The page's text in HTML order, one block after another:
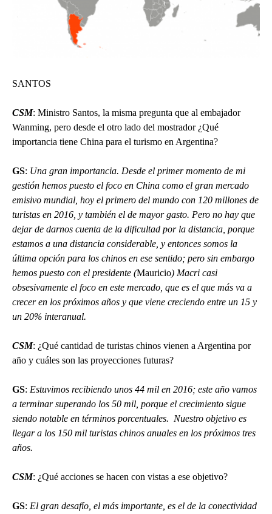
SANTOS
CSM: Ministro Santos, la misma pregunta que al embajador
Wanming, pero desde el otro lado del mostrador ¿Qué
importancia tiene China para el turismo en Argentina?
GS: Una gran importancia. Desde el primer momento de mi
gestión hemos puesto el foco en China como el gran mercado
emisivo mundial, hoy el primero del mundo con 120 millones de
turistas en 2016, y también el de mayor gasto. Pero no hay que
dejar de darnos cuenta de la dificultad por la distancia, porque
estamos a una distancia considerable, y entonces somos la
última opción para los chinos en ese sentido; pero sin embargo
hemos puesto con el presidente (Mauricio) Macri casi
obsesivamente el foco en este mercado, que es el que más va a
crecer en los próximos años y que viene creciendo entre un 15 y
un 20% interanual.
CSM: ¿Qué cantidad de turistas chinos vienen a Argentina por
año y cuáles son las proyecciones futuras?
GS: Estuvimos recibiendo unos 44 mil en 2016; este año vamos
a terminar superando los 50 mil, porque el crecimiento sigue
siendo notable en términos porcentuales. Nuestro objetivo es
llegar a los 150 mil turistas chinos anuales en los próximos tres
años.
CSM: ¿Qué acciones se hacen con vistas a ese objetivo?
GS: El gran desafío, el más importante, es el de la conectividad